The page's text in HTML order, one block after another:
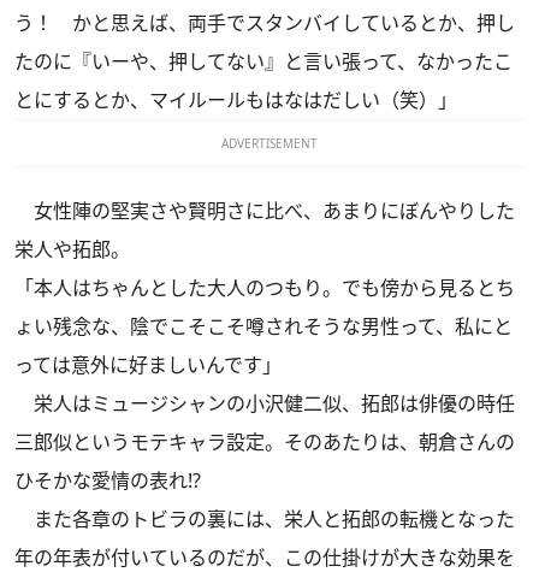
う！ かと思えば、両手でスタンバイしているとか、押し
たのに『いーや、押してない』と言い張って、なかったこ
とにするとか、マイルールもはなはだしい（笑）」
ADVERTISEMENT
女性陣の堅実さや賢明さに比べ、あまりにぼんやりした
栄人や拓郎。
「本人はちゃんとした大人のつもり。でも傍から見るとち
ょい残念な、陰でこそこそ噂されそうな男性って、私にと
っては意外に好ましいんです」
栄人はミュージシャンの小沢健二似、拓郎は俳優の時任
三郎似というモテキャラ設定。そのあたりは、朝倉さんの
ひそかな愛情の表れ!?
また各章のトビラの裏には、栄人と拓郎の転機となった
年の年表が付いているのだが、この仕掛けが大きな効果を